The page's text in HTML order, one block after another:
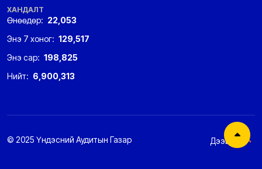
ХАНДАЛТ
Өнөөдөр: 22,053
Энэ 7 хоног: 129,517
Энэ сар: 198,825
Нийт: 6,900,313
© 2025 Үндэсний Аудитын Газар Дээшээ